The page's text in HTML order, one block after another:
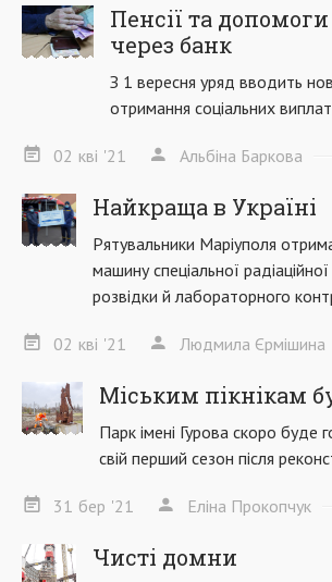
Пенсії та
через банк
З 1 вересня уряд вводить
отримання соціальних
02 кві '21 Альбіна Баркова
Найкраща в Україні
Рятувальники Маріуполя
машину спеціальної радіаційної
розвідки й лабораторного
02 кві '21 Людмила Єрмішина
Міським пікнікам
Парк імені Гурова скоро буде
свій перший сезон після
31 бер '21 Еліна Прокопчук
Чисті домни